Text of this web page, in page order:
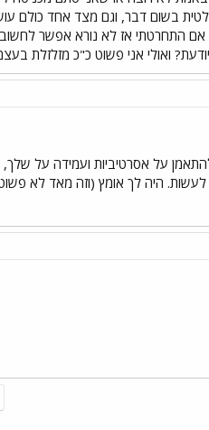
בשום דבר, וגם מצד אחד כולם
אם התחרטתי אז לא נורא אפשר
ואולי אני פשוט כ"כ מזלזלת
על אסרטיביות ועמידה על
היה לך אומץ (וזה מאד לא פשוט